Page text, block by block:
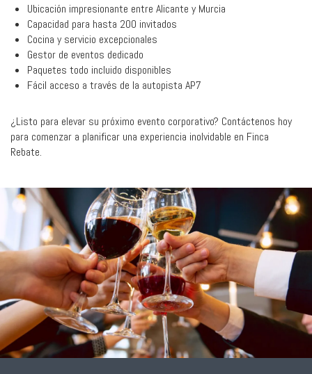
Ubicación impresionante entre Alicante y Murcia
Capacidad para hasta 200 invitados
Cocina y servicio excepcionales
Gestor de eventos dedicado
Paquetes todo incluido disponibles
Fácil acceso a través de la autopista AP7
¿Listo para elevar su próximo evento corporativo? Contáctenos hoy
para comenzar a planificar una experiencia inolvidable en Finca
Rebate.